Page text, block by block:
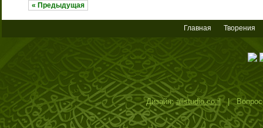
« Предыдущая
Главная Творения
Дизайн:allstudio.co.il| Вопросы